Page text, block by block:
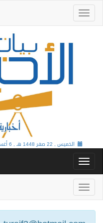
الخميس , 22 صفر 1448 هـ , 6 أغسطس 2026 م |